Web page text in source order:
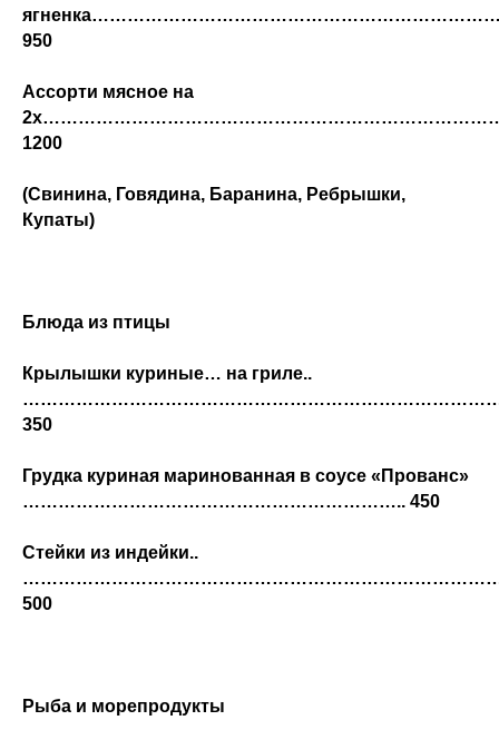
950
Ассорти мясное на
1200
(Свинина, Говядина, Баранина, Ребрышки,
Купаты)
Блюда из птицы
Крылышки куриные… на гриле..
350
Грудка куриная маринованная в соусе «Прованс»
……………………………………………………….. 450
Стейки из индейки..
500
Рыба и морепродукты